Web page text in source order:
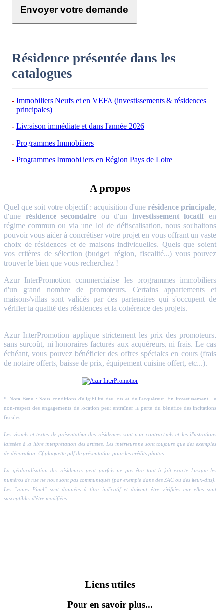
Envoyer votre demande
Résidence présentée dans les
catalogues
Immobiliers Neufs et en VEFA (investissements & résidences
principales)
Livraison immédiate et dans l'année 2026
Programmes Immobiliers
Programmes Immobiliers en Région Pays de Loire
A propos
Quel que soit votre objectif : acquisition d'une résidence principale,
d'une résidence secondaire ou d'un investissement locatifen
régime commun ou via une loi de défiscalisation, nous souhaitons
pouvoir vous aider à concrétiser votre projet en vous offrant un vaste
choix de résidences et de maisons individuelles. Quels que soient
vos critères de sélection (budget, région, fiscalité...) vous pouvez
trouver le bien que vous recherchez !
Azur InterPromotion commercialise les programmes immobiliers
d'un grand nombre de promoteurs. Certains appartements et
maisons/villas sont validés par des partenaires qui s'occupent de
vérifier la qualité des résidences et la cohérence des projets.
Azur InterPromotion applique strictement les prix des promoteurs,
sans surcoût, ni honoraires facturés aux acquéreurs, ni frais. Le cas
échéant, vous pouvez bénéficier des offres spéciales en cours (frais
de notaire offerts, baisse de prix, équipement cuisine offert, etc...).
* Nota Bene : Sous conditions d'éligibilité des lots et de l'acquéreur. En investissement, le
non-respect des engagements de location peut entraîner la perte du bénéfice des incitations
fiscales.
Les visuels et textes de présentation des résidences sont non contractuels et les illustrations
laissées à la libre interprétation des artistes. Les intérieurs ne sont toujours que des exemples
de décoration. Cf plaquette pdf de présentation pour les crédits photos.
La géolocalisation des résidences peut parfois ne pas être tout à fait exacte lorsque les
numéros de rue ne nous sont pas communiqués (par exemple dans des ZAC ou des lieux-dits).
Les "zones Pinel" sont données à titre indicatif et doivent être vérifiées car elles sont
susceptibles d'être modifiées.
Liens utiles
Pour en savoir plus...